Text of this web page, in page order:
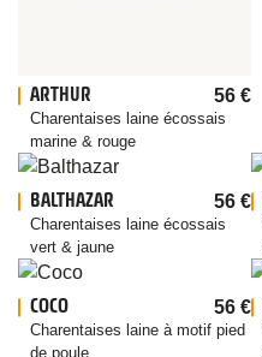
ARTHUR 56 €
Charentaises laine écossais
marine & rouge
BALTHAZAR 56 €
Charentaises laine écossais
vert & jaune
COCO 56 €
Charentaises laine à motif pied
de poule